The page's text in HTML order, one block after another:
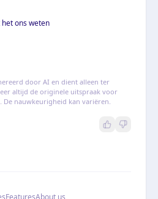
ons weten
door AI en dient alleen ter
altijd de originele uitspraak voor
De nauwkeurigheid kan variëren.
FeaturesAbout us